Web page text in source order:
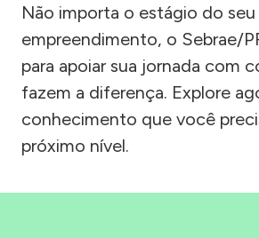
Não importa o estágio do seu
empreendimento, o Sebrae/
para apoiar sua jornada com
fazem a diferença. Explore
conhecimento que você
próximo nível.